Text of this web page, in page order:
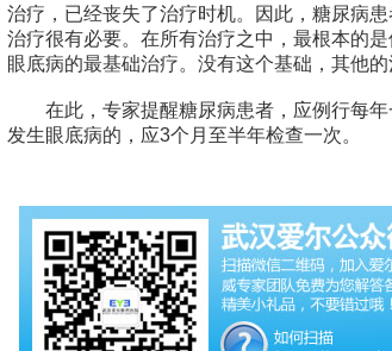
治疗，已经丧失了治疗时机。因此，糖尿病
治疗很有必要。在所有治疗之中，最根本的
眼底病的最基础治疗。没有这个基础，其他的
在此，专家提醒糖尿病患者，应例行每年
发生眼底病的，应3个月至半年检查一次。